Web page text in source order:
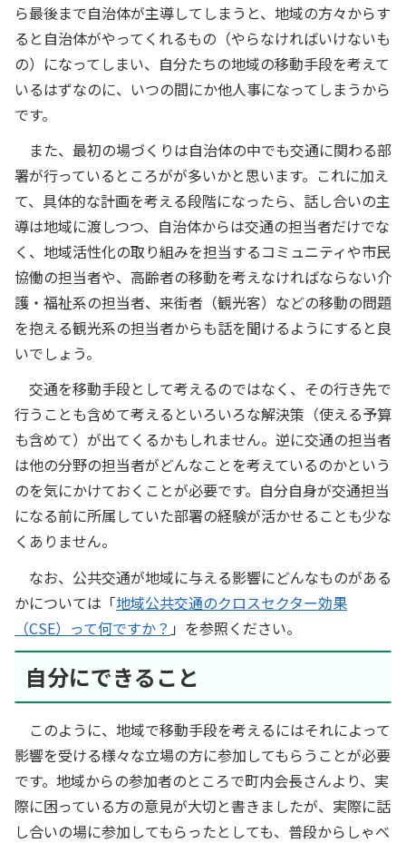
ら最後まで自治体が主導してしまうと、地域の方々からす
ると自治体がやってくれるもの（やらなければいけないも
の）になってしまい、自分たちの地域の移動手段を考えて
いるはずなのに、いつの間にか他人事になってしまうから
です。
また、最初の場づくりは自治体の中でも交通に関わる部
署が行っているところがが多いかと思います。これに加え
て、具体的な計画を考える段階になったら、話し合いの主
導は地域に渡しつつ、自治体からは交通の担当者だけでな
く、地域活性化の取り組みを担当するコミュニティや市民
協働の担当者や、高齢者の移動を考えなければならない介
護・福祉系の担当者、来街者（観光客）などの移動の問題
を抱える観光系の担当者からも話を聞けるようにすると良
いでしょう。
交通を移動手段として考えるのではなく、その行き先で
行うことも含めて考えるといろいろな解決策（使える予算
も含めて）が出てくるかもしれません。逆に交通の担当者
は他の分野の担当者がどんなことを考えているのかという
のを気にかけておくことが必要です。自分自身が交通担当
になる前に所属していた部署の経験が活かせることも少な
くありません。
なお、公共交通が地域に与える影響にどんなものがある
かについては「地域公共交通のクロスセクター効果
（CSE）って何ですか？ 」を参照ください。
自分にできること
このように、地域で移動手段を考えるにはそれによって
影響を受ける様々な立場の方に参加してもらうことが必要
です。地域からの参加者のところで町内会長さんより、実
際に困っている方の意見が大切と書きましたが、実際に話
し合いの場に参加してもらったとしても、普段からしゃべ